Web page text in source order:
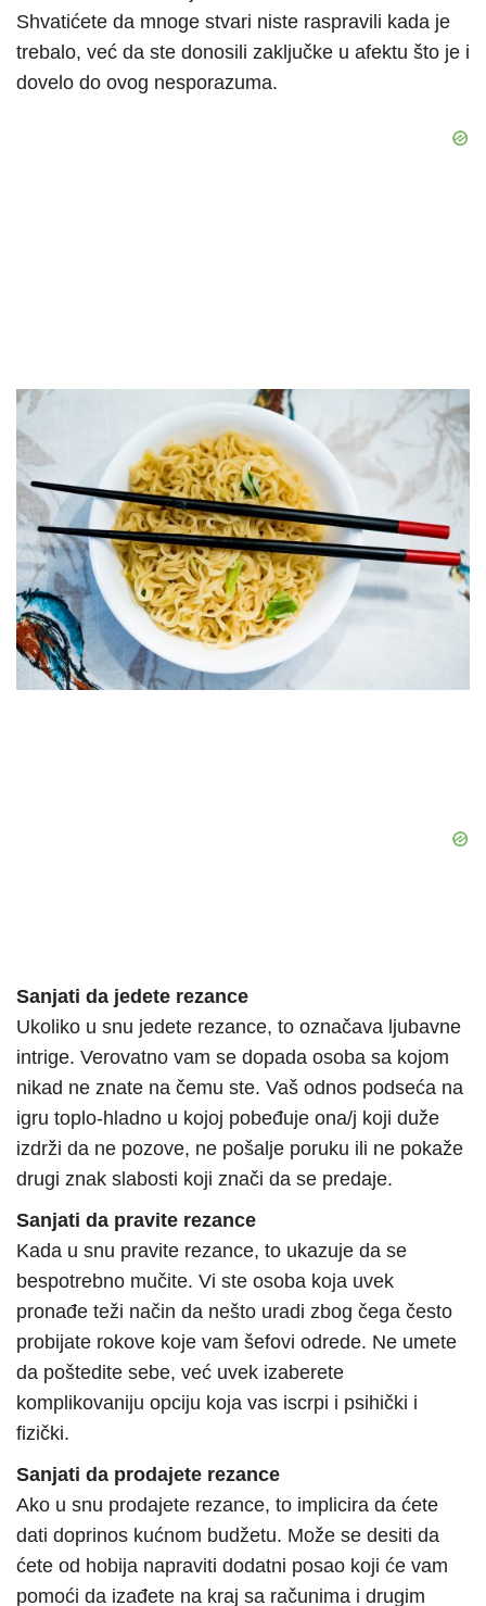
Shvatićete da mnoge stvari niste raspravili kada je
trebalo, već da ste donosili zaključke u afektu što je i
dovelo do ovog nesporazuma.
Sanjati da jedete rezance
Ukoliko u snu jedete rezance, to označava ljubavne
intrige. Verovatno vam se dopada osoba sa kojom
nikad ne znate na čemu ste. Vaš odnos podseća na
igru toplo-hladno u kojoj pobeđuje ona/j koji duže
izdrži da ne pozove, ne pošalje poruku ili ne pokaže
drugi znak slabosti koji znači da se predaje.
Sanjati da pravite rezance
Kada u snu pravite rezance, to ukazuje da se
bespotrebno mučite. Vi ste osoba koja uvek
pronađe teži način da nešto uradi zbog čega često
probijate rokove koje vam šefovi odrede. Ne umete
da poštedite sebe, već uvek izaberete
komplikovaniju opciju koja vas iscrpi i psihički i
fizički.
Sanjati da prodajete rezance
Ako u snu prodajete rezance, to implicira da ćete
dati doprinos kućnom budžetu. Može se desiti da
ćete od hobija napraviti dodatni posao koji će vam
pomoći da izađete na kraj sa računima i drugim